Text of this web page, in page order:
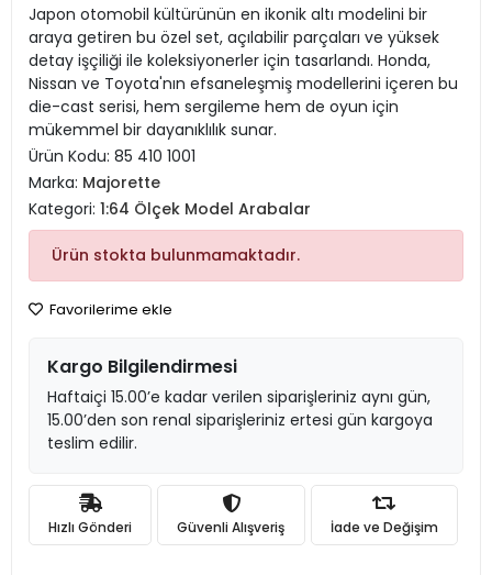
Japon otomobil kültürünün en ikonik altı modelini bir
araya getiren bu özel set, açılabilir parçaları ve yüksek
detay işçiliği ile koleksiyonerler için tasarlandı. Honda,
Nissan ve Toyota'nın efsaneleşmiş modellerini içeren bu
die-cast serisi, hem sergileme hem de oyun için
mükemmel bir dayanıklılık sunar.
Ürün Kodu: 85 410 1001
Marka: Majorette
Kategori: 1:64 Ölçek Model Arabalar
Ürün stokta bulunmamaktadır.
Favorilerime ekle
Kargo Bilgilendirmesi
Haftaiçi 15.00’e kadar verilen siparişleriniz aynı gün,
15.00’den son renal siparişleriniz ertesi gün kargoya
teslim edilir.
Hızlı Gönderi Güvenli Alışveriş İade ve Değişim